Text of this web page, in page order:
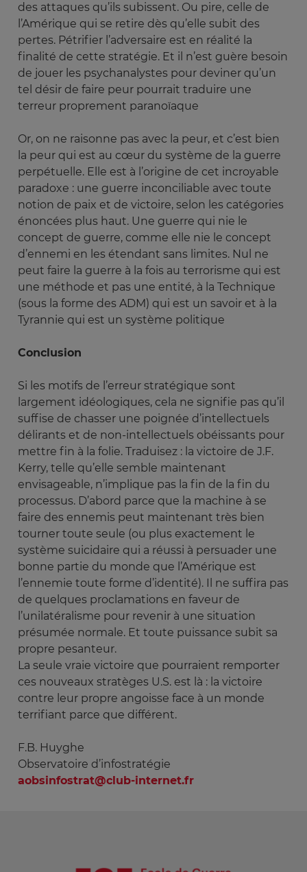
des attaques qu’ils subissent. Ou pire, celle de
l’Amérique qui se retire dès qu’elle subit des
pertes. Pétrifier l’adversaire est en réalité la
finalité de cette stratégie. Et il n’est guère besoin
de jouer les psychanalystes pour deviner qu’un
tel désir de faire peur pourrait traduire une
terreur proprement paranoïaque
Or, on ne raisonne pas avec la peur, et c’est bien
la peur qui est au cœur du système de la guerre
perpétuelle. Elle est à l’origine de cet incroyable
paradoxe : une guerre inconciliable avec toute
notion de paix et de victoire, selon les catégories
énoncées plus haut. Une guerre qui nie le
concept de guerre, comme elle nie le concept
d’ennemi en les étendant sans limites. Nul ne
peut faire la guerre à la fois au terrorisme qui est
une méthode et pas une entité, à la Technique
(sous la forme des ADM) qui est un savoir et à la
Tyrannie qui est un système politique
Conclusion
Si les motifs de l’erreur stratégique sont
largement idéologiques, cela ne signifie pas qu’il
suffise de chasser une poignée d’intellectuels
délirants et de non-intellectuels obéissants pour
mettre fin à la folie. Traduisez : la victoire de J.F.
Kerry, telle qu’elle semble maintenant
envisageable, n’implique pas la fin de la fin du
processus. D’abord parce que la machine à se
faire des ennemis peut maintenant très bien
tourner toute seule (ou plus exactement le
système suicidaire qui a réussi à persuader une
bonne partie du monde que l’Amérique est
l’ennemie toute forme d’identité). Il ne suffira pas
de quelques proclamations en faveur de
l’unilatéralisme pour revenir à une situation
présumée normale. Et toute puissance subit sa
propre pesanteur.
La seule vraie victoire que pourraient remporter
ces nouveaux stratèges U.S. est là : la victoire
contre leur propre angoisse face à un monde
terrifiant parce que différent.
F.B. Huyghe
Observatoire d’infostratégie
aobsinfostrat@club-internet.fr